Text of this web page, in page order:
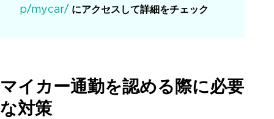
p/mycar/ にアクセスして詳細をチェック
マイカー通勤を認める際に必要
な対策